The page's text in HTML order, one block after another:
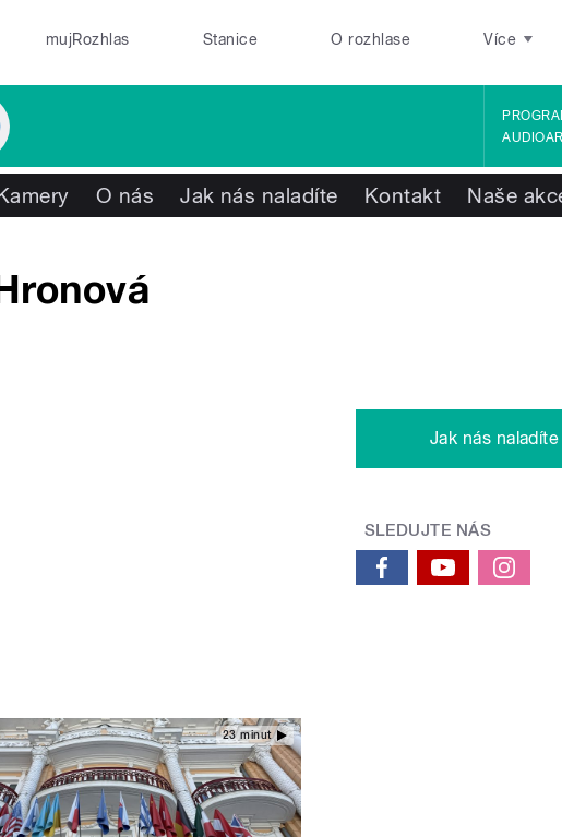
mujRozhlas Stanice O rozhlase Více
O nás Jak nás naladíte Kontakt Naše
23 minut
Jak nás
SLEDUJTE NÁS